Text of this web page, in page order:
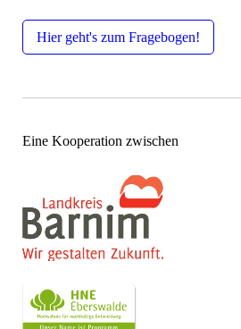
Hier geht's zum Fragebogen!
Eine Kooperation zwischen